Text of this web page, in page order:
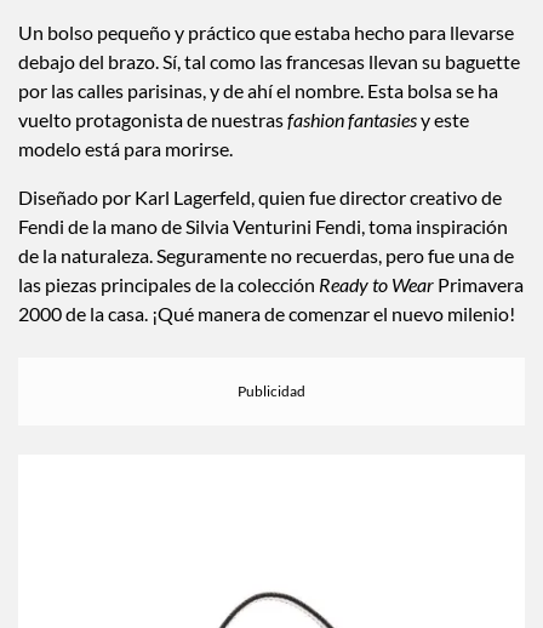
Un bolso pequeño y práctico que estaba hecho para llevarse
debajo del brazo. Sí, tal como las francesas llevan su baguette
por las calles parisinas, y de ahí el nombre. Esta bolsa se ha
vuelto protagonista de nuestrasfashion fantasiesy este
modelo está para morirse.
Diseñado por Karl Lagerfeld, quien fue director creativo de
Fendi de la mano de Silvia Venturini Fendi, toma inspiración
de la naturaleza. Seguramente no recuerdas, pero fue una de
las piezas principales de la colección Ready to Wear Primavera
2000 de la casa. ¡Qué manera de comenzar el nuevo milenio!